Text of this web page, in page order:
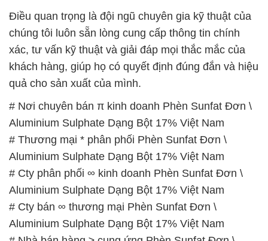
quả cho sản xuất của mình.
# Nơi chuyên bán π kinh doanh Phèn Sunfat Đơn \
Aluminium Sulphate Dạng Bột 17% Việt Nam
# Thương mại * phân phối Phèn Sunfat Đơn \
Aluminium Sulphate Dạng Bột 17% Việt Nam
# Cty phân phối ∞ kinh doanh Phèn Sunfat Đơn \
Aluminium Sulphate Dạng Bột 17% Việt Nam
# Cty bán ∞ thương mại Phèn Sunfat Đơn \
Aluminium Sulphate Dạng Bột 17% Việt Nam
# Nhà bán hàng ≥ cung ứng Phèn Sunfat Đơn \
Aluminium Sulphate Dạng Bột 17% Việt Nam
# Địa chỉ cung cấp › cung ứng Phèn Sunfat Đơn \
Aluminium Sulphate Dạng Bột 17% Việt Nam
# Nơi phân phối ¬ bán Phèn Sunfat Đơn \